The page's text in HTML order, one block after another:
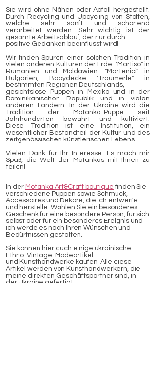
Sie wird ohne Nähen oder Abfall hergestellt.
Durch Recycling und Upcycling von Stoffen,
welche sehr sanft und schonend
verarbeitet werden. Sehr wichtig ist der
gesamte Arbeitsablauf, der nur durch
positive Gedanken beeinflusst wird!
Wir finden Spuren einer solchen Tradition in
vielen anderen Kulturen der Erde: "Martiso" in
Rumänien und Moldawien, "Martenici" in
Bulgarien, Babydecke "Träumerle" in
bestimmten Regionen Deutschlands,
gesichtslose Puppen in Mexiko und in der
Dominikanischen Republik und in vielen
anderen Ländern. In der Ukraine wird die
Tradition der Motanka-Puppe seit
Jahrhunderten bewahrt und kultiviert.
Diese Tradition ist eine Institution, ein
wesentlicher Bestandteil der Kultur und des
zeitgenössischen künstlerischen Lebens.
Vielen Dank für Ihr Interesse. Es mach mir
Spaß, die Welt der Motankas mit Ihnen zu
teilen!
In der Motanka Art&Craft boutique finden Sie
verschiedene Puppen sowie Schmuck,
Accessoires und Dekore, die ich entwerfe
und herstelle. Wählen Sie ein besonderes
Geschenk für eine besondere Person, für sich
selbst oder für ein besonderes Ereignis und
ich werde es nach Ihren Wünschen und
Bedürfnissen gestalten.
Sie können hier auch einige ukrainische
Ethno-Vintage-Modeartikel
und Kunsthandwerke kaufen. Alle diese
Artikel werden von Kunsthandwerkern, die
meine direkten Geschäftspartner sind, in
der Ukraine gefertigt.